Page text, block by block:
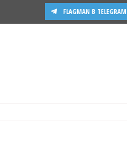
FLAGMAN В TELEGRAM